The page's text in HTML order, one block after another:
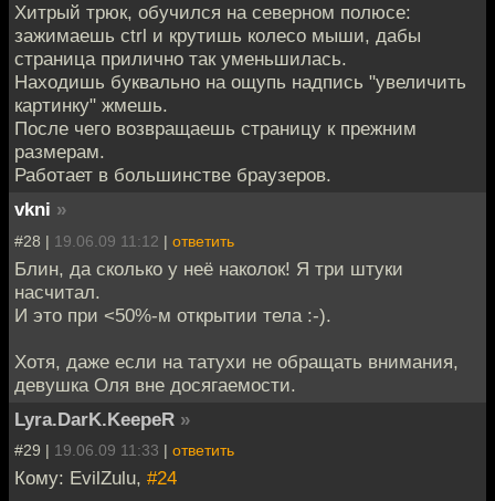
Хитрый трюк, обучился на северном полюсе:
зажимаешь ctrl и крутишь колесо мыши, дабы
страница прилично так уменьшилась.
Находишь буквально на ощупь надпись "увеличить
картинку" жмешь.
После чего возвращаешь страницу к прежним
размерам.
Работает в большинстве браузеров.
vkni »
#28 | 19.06.09 11:12 | ответить
Блин, да сколько у неё наколок! Я три штуки
насчитал.
И это при <50%-м открытии тела :-).
Хотя, даже если на татухи не обращать внимания,
девушка Оля вне досягаемости.
Lyra.DarK.KeepeR »
#29 | 19.06.09 11:33 | ответить
Кому: EvilZulu, #24